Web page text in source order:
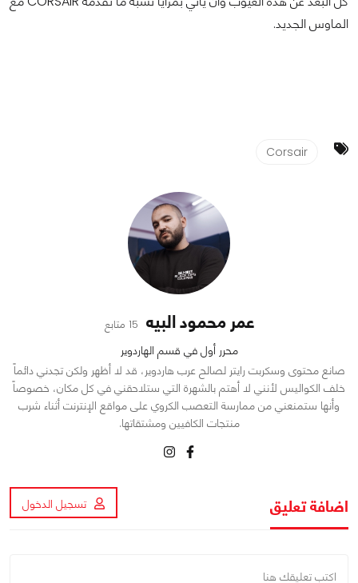
الماوس الجديد.
Corsair
عمر محمود البيه 15 متابع
محرر أول في قسم الهاردوير
صانع محتوى وسكربت رايتر لصالح عرب هاردوير، قد لا أظهر ولكن تجدني دائماً
خلف الكواليس لأنني لا أهتم بالشهرة التي ستلاحقني في كل مكان، خصوصاً
وأنها ستمنعني من ممارسة التعصب الكروي على مواقع الإنترنت أثناء شرب
منتجات الكافيين ومشتقاتها.
اضافة تعليق تسجيل الدخول